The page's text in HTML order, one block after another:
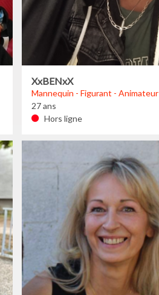
XxBENxX
Mannequin - Figurant - Animateur
27 ans
Hors ligne